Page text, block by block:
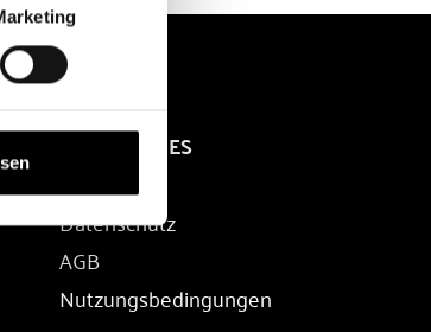
RECHTLICHES
Impressum
Datenschutz
AGB
Nutzungsbedingungen